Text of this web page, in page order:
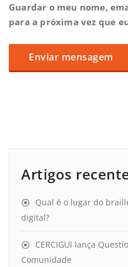
Guardar o meu nome,
para a próxima vez que
Artigos
Qual é o lugar do
digital?
CERCIGUI lança
Comunidade